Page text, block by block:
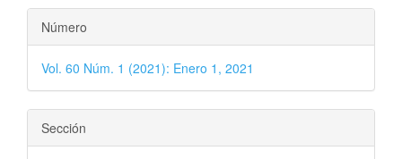
Número
Vol. 60 Núm. 1 (2021): Enero 1, 2021
Sección